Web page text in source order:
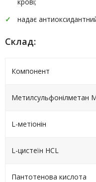
надає
Склад:
Компонент
Метилсульфонілметан
L-метіонін
L-цистеїн HCL
Пантотенова кислота